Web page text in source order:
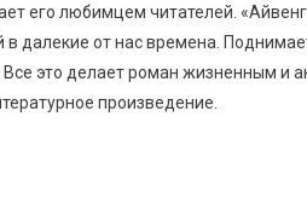
его любимцем читателей.
далекие от нас времена.
это делает роман жизненным и
произведение.